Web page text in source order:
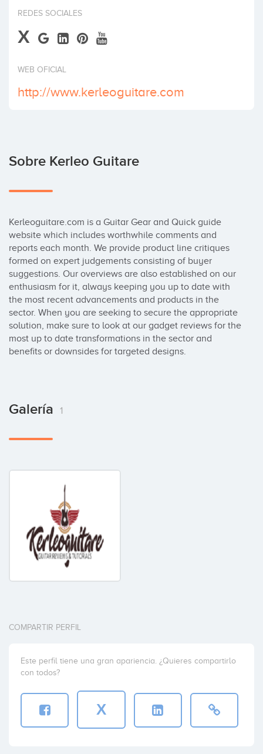
Invertir
REDES SOCIALES
X
WEB OFICIAL
http://www.kerleoguitare.com
Sobre Kerleo Guitare
Kerleoguitare.com is a Guitar Gear and Quick guide
website which includes worthwhile comments and
reports each month. We provide product line critiques
formed on expert judgements consisting of buyer
suggestions. Our overviews are also established on our
enthusiasm for it, always keeping you up to date with
the most recent advancements and products in the
sector. When you are seeking to secure the appropriate
solution, make sure to look at our gadget reviews for the
most up to date transformations in the sector and
benefits or downsides for targeted designs.
Galería 1
COMPARTIR PERFIL
Este perfil tiene una gran apariencia. ¿Quieres compartirlo
con todos?
X